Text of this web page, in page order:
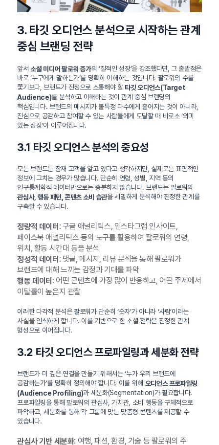
3. 타깃 오디언스 분석으로 시작하는 관계
중심 브랜딩 전략
앞서 소셜 미디어 팔로워 증가의 ‘질적인 성장’을 강조했다면, 그 출발점은
바로 ‘누구에게 말하는가’를 명확히 이해하는 것입니다. 팔로워의 수를
쫓기보다, 브랜드가 진정으로 소통해야 할 타깃 오디언스(Target
Audience)를 분석하고 이해하는 것이 관계 중심 브랜딩의
핵심입니다. 브랜드의 메시지가 불특정 다수에게 흩어지는 것이 아니라,
진심으로 공감하고 참여할 수 있는 사람들에게 도달할 때 비로소 ‘의미
있는 성장’이 이루어집니다.
3.1 타깃 오디언스 분석의 중요성
모든 브랜드는 잠재 고객을 알고 있다고 생각하지만, 실제로는 표면적인
정보에 그치는 경우가 많습니다. 단순히 연령, 성별, 지역 등의
인구통계학적 데이터만으로는 충분하지 않습니다. 브랜드는 팔로워의
관심사, 행동 패턴, 콘텐츠 소비 습관을 세밀하게 분석해야 진정한 관계를
구축할 수 있습니다.
정량적 데이터 : 구글 애널리틱스, 인스타그램 인사이트,
페이스북 애널리틱스 등의 도구를 활용하여 팔로워의 연령,
위치, 활동 시간대 등을 분석
정성적 데이터 : 댓글, 메시지, 리뷰 분석을 통해 팔로워가
브랜드에 대해 느끼는 감정과 기대를 파악
행동 데이터 : 어떤 콘텐츠에 가장 많이 반응하고, 어떤 주제에서
이탈률이 높은지 관찰
이러한 다각적 분석은 팔로워가 단순히 ‘숫자’가 아니라 ‘사람’이라는
사실을 인식하게 합니다. 이를 기반으로 한 소셜 전략은 진정한 관계
형성으로 이어집니다.
3.2 타깃 오디언스 프로파일링과 세분화 전략
브랜드가 더 깊은 연결을 만들기 위해서는 ‘누가 우리 브랜드에
공감하는가’를 명확히 정의해야 합니다. 이를 위해 오디언스 프로파일링
(Audience Profiling)과 세분화(Segmentation)가 필요합니다.
프로파일링을 통해 팔로워의 관심사, 가치관, 소비 행동을 구체적으로
파악하고, 세분화를 통해 각 그룹에 맞는 맞춤형 콘텐츠를 제공할 수
있습니다.
관심사 기반 세분화: 여행, 패션, 환경, 기술 등 팔로워의 주